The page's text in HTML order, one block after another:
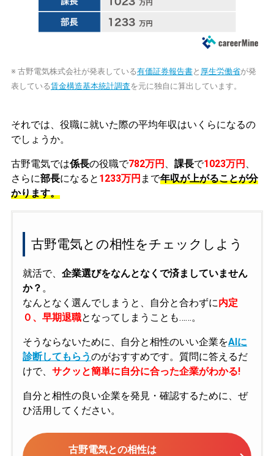
※ 古野電気株式会社が発表している有価証券報告書と 厚生労働省が発
表している賃金構造基本統計調査を元に独自に算出しています。
それでは、役職に就いた際の平均年収はいくらになるの
でしょうか。
古野電気では係長の役職で782万円 課長で1023万円
さらに部長になると 1233万円 まで年収が上がることが分
かります。
古野電気との相性をチェックしよう
就活で、 企業選びをなんとなくで済ましていません
か？ 。
なんとなく選んでしまうと、自分と合わずに内定
０、早期退職となってしまうことも……。
そうならないために、自分と相性のいい企業をAIに
診断してもらうのがおすすめです。質問に答えるだ
けで、 サクッと簡単に自分に合った企業がわかる!
自分と相性の良い企業を発見・確認するために、ぜ
ひ活用してください。
古野電気との相性は